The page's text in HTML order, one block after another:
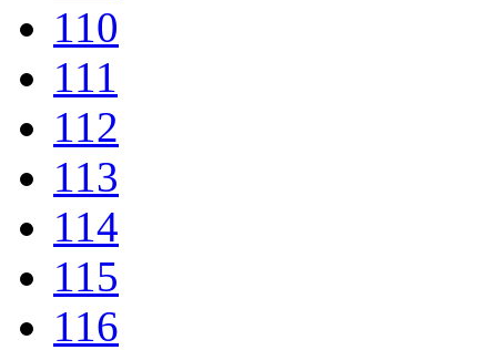
110
111
112
113
114
115
116